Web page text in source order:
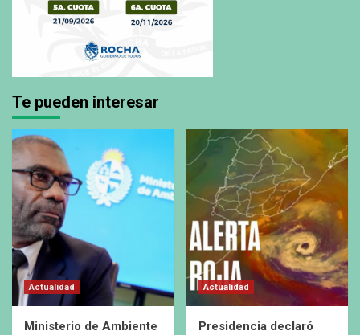
Te pueden interesar
Actualidad
Ministerio de Ambiente
Actualidad
Presidencia declaró